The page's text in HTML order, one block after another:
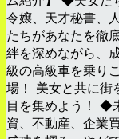
令嬢、天才秘書、
たちがあなたを徹
絆を深めながら、
級の高級車を乗り
場！ 美女と共に街
目を集めよう！ ◆
資、不動産、企業